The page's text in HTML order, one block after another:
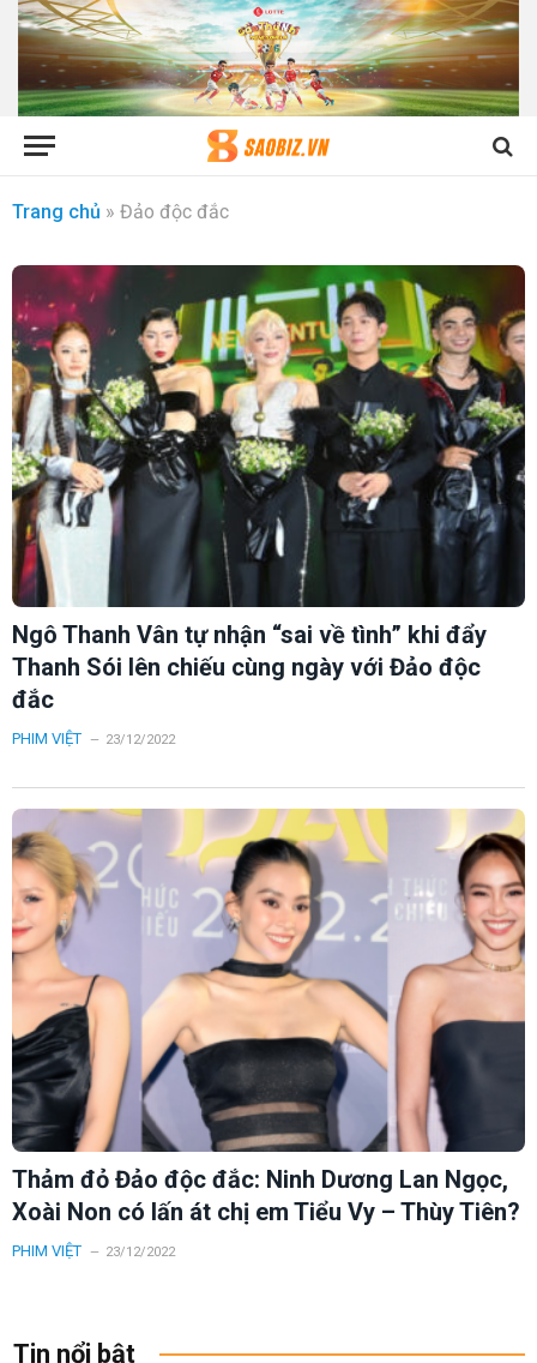
Trang chủ » Đảo độc đắc
Ngô Thanh Vân tự nhận “sai về tình” khi đẩy
Thanh Sói lên chiếu cùng ngày với Đảo độc
đắc
PHIM VIỆT 23/12/2022
Thảm đỏ Đảo độc đắc: Ninh Dương Lan Ngọc,
Xoài Non có lấn át chị em Tiểu Vy – Thùy Tiên?
PHIM VIỆT 23/12/2022
Tin nổi bật